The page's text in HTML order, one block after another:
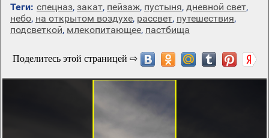
Теги: спецназ, закат, пейзаж, пустыня, дневной свет,
небо, на открытом воздухе, рассвет, путешествия,
подсветкой, млекопитающее, пастбища